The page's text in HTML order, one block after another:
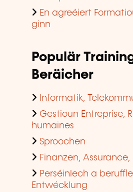
En agreéiert
ginn
Populär
Beräicher
Informatik,
Gestioun Entreprise,
humaines
Sproochen
Finanzen, Assurance,
Perséinlech a
Entwécklung